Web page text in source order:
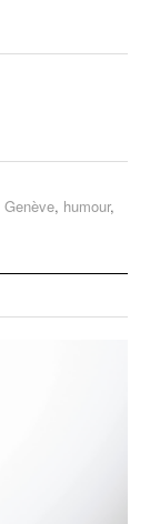
Genève, humour,